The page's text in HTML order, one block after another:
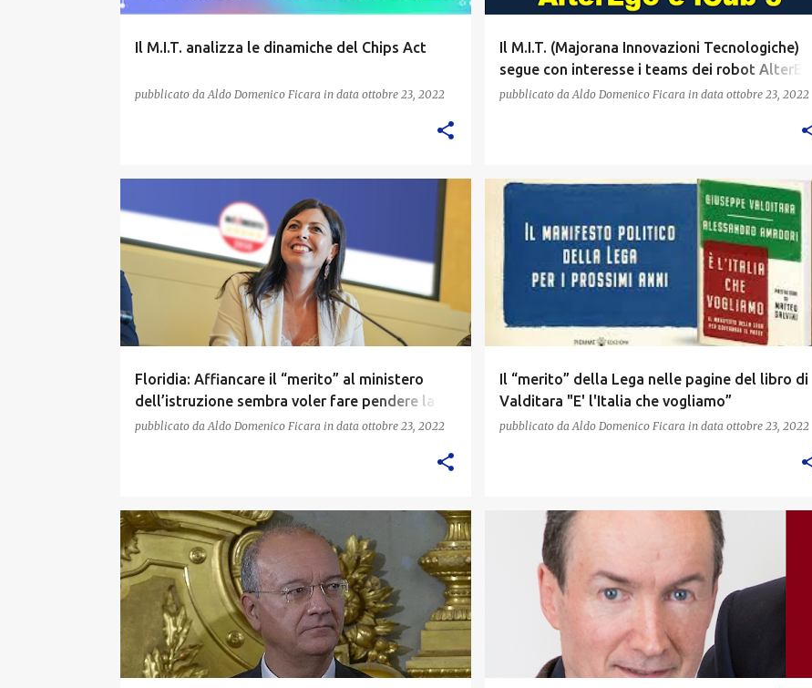
Il M.I.T. analizza le dinamiche del Chips Act
pubblicato da Aldo Domenico Ficara in data ottobre 23, 2022
Il M.I.T. (Majorana Innovazioni Tecnologiche)
segue con interesse i teams dei robot AlterEgo
e iCub 3
pubblicato da Aldo Domenico Ficara in data ottobre 23, 2022
Floridia: Affiancare il “merito” al ministero
dell’istruzione sembra voler fare pendere la
bilancia tutta verso la competizione
pubblicato da Aldo Domenico Ficara in data ottobre 23, 2022
Il “merito” della Lega nelle pagine del libro di
Valditara "E' l'Italia che vogliamo”
pubblicato da Aldo Domenico Ficara in data ottobre 23, 2022